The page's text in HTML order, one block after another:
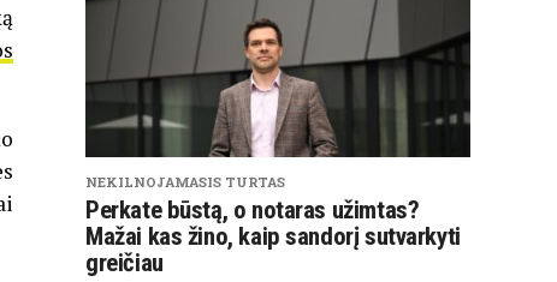
NEKILNOJAMASIS TURTAS
Perkate būstą, o notaras užimtas?
Mažai kas žino, kaip sandorį sutvarkyti
greičiau